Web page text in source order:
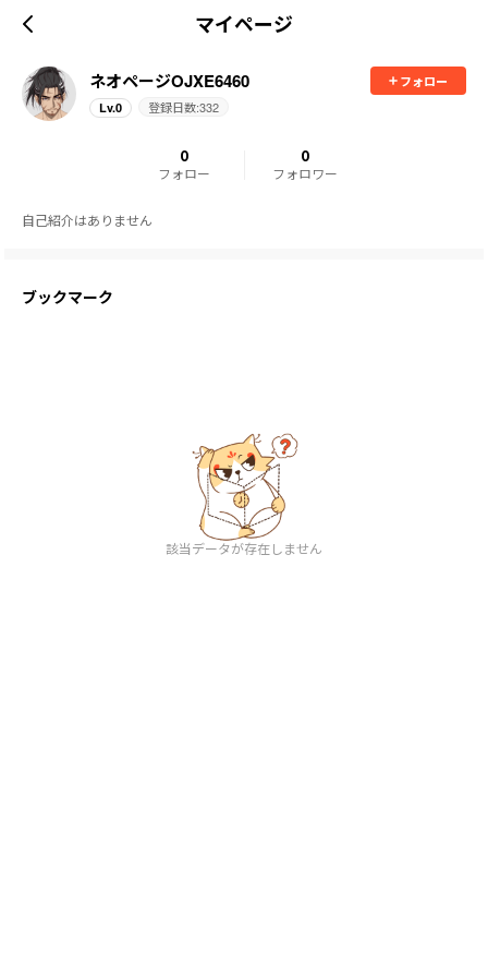
マイページ
ネオページOJXE6460
フォロー
Lv.0 登録日数:332
0
フォロー
0
フォロワー
自己紹介はありません
ブックマーク
該当データが存在しません